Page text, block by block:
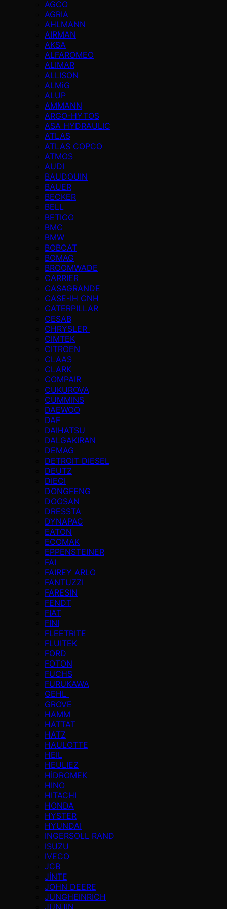
AGCO
AGRIA
AHLMANN
AIRMAN
AKSA
ALFAROMEO
ALIMAR
ALLISON
ALMiG
ALUP
AMMANN
ARGO-HYTOS
ASA HYDRAULIC
ATLAS
ATLAS COPCO
ATMOS
AUDI
BAUDOUIN
BAUER
BECKER
BELL
BETICO
BMC
BMW
BOBCAT
BOMAG
BROOMWADE
CARRIER
CASAGRANDE
CASE-IH CNH
CATERPILLAR
CESAB
CHRYSLER
CIMTEK
CITROEN
CLAAS
CLARK
COMPAIR
CUKUROVA
CUMMINS
DAEWOO
DAF
DAIHATSU
DALGAKIRAN
DEMAG
DETROIT DIESEL
DEUTZ
DIECI
DONGFENG
DOOSAN
DRESSTA
DYNAPAC
EATON
ECOMAK
EPPENSTEINER
FAI
FAIREY ARLO
FANTUZZI
FARESIN
FENDT
FIAT
FINI
FLEETRITE
FLUITEK
FORD
FOTON
FUCHS
FURUKAWA
GEHL
GROVE
HAMM
HATTAT
HATZ
HAULOTTE
HEIL
HEULIEZ
HİDROMEK
HINO
HITACHI
HONDA
HYSTER
HYUNDAI
INGERSOLL RAND
ISUZU
IVECO
JCB
JİNTE
JOHN DEERE
JUNGHEINRICH
JUNJIN